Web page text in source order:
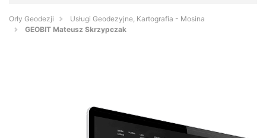
Orły Geodezji
Usługi Geodezyjne, Kartografia - Mosina
GEOBIT Mateusz Skrzypczak